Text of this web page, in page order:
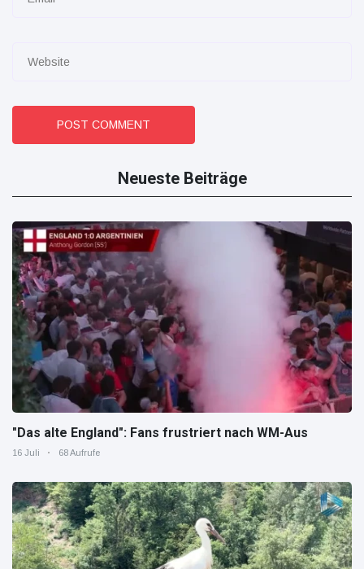
POST COMMENT
Neueste Beiträge
"Das alte England": Fans frustriert nach WM-Aus
16 Juli 68 Aufrufe